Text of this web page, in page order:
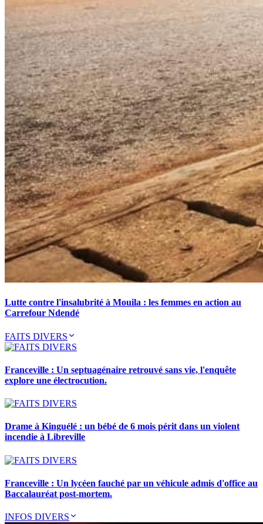
Lutte contre l'insalubrité à Mouila : les femmes en action au
Carrefour Ndendé
FAITS DIVERS
Franceville : Un septuagénaire retrouvé sans vie, l'enquête
explore une électrocution.
Drame à Kinguélé : un bébé de 6 mois périt dans un violent
incendie à Libreville
Franceville : Un lycéen fauché par un véhicule admis d'office au
Baccalauréat post-mortem.
INFOS DIVERS